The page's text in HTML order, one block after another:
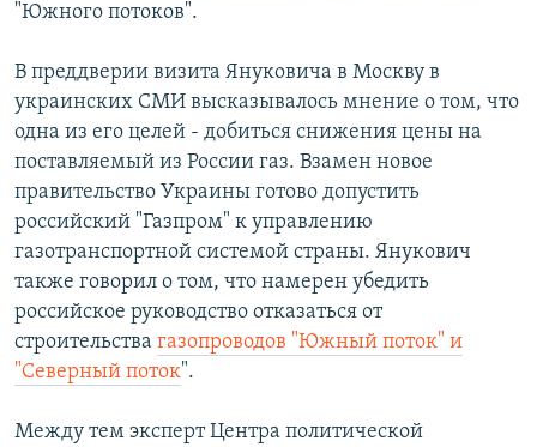
"Южного потоков".
В преддверии визита Януковича в Москву в
украинских СМИ высказывалось мнение о том, что
одна из его целей - добиться снижения цены на
поставляемый из России газ. Взамен новое
правительство Украины готово допустить
российский "Газпром" к управлению
газотранспортной системой страны. Янукович
также говорил о том, что намерен убедить
российское руководство отказаться от
строительства газопроводов "Южный поток" и
"Северный поток".
Между тем эксперт Центра политической